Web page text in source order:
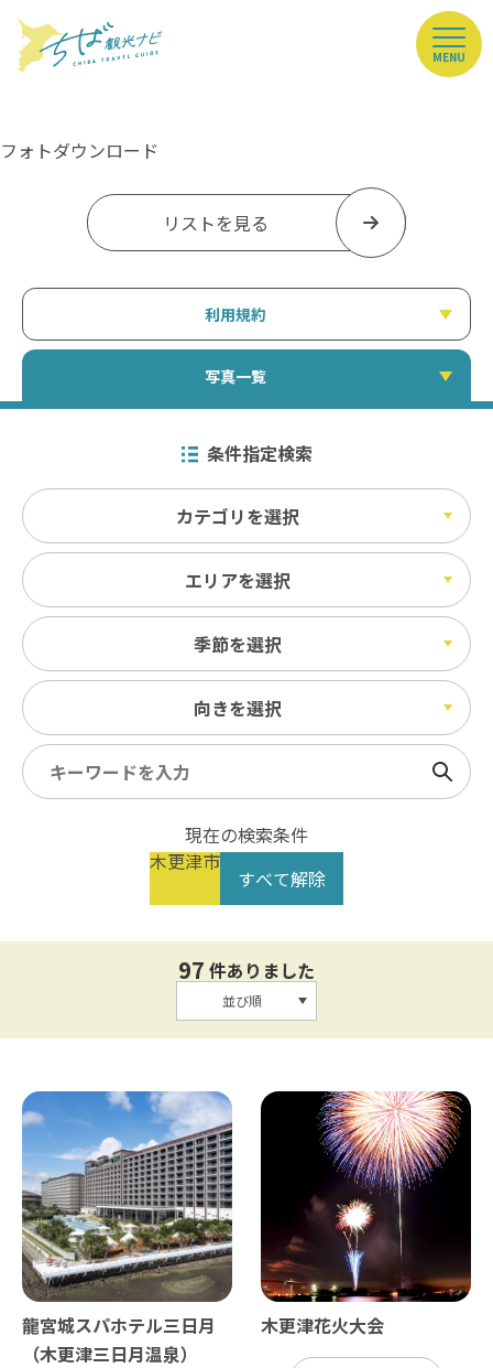
MENU
フォトダウンロード
リストを見る
利用規約
写真一覧
条件指定検索
カテゴリを選択
エリアを選択
季節を選択
向きを選択
検索
現在の検索条件
木更津市
すべて解除
97 件ありました
並び順
龍宮城スパホテル三日月
（木更津三日月温泉）
木更津花火大会